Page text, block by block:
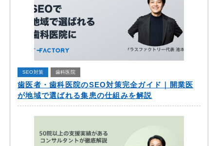
SEO対策 歯科医院
歯医者・歯科医院のSEO対策完全ガイド｜開業医
が地域で選ばれる集患の仕組みを解説